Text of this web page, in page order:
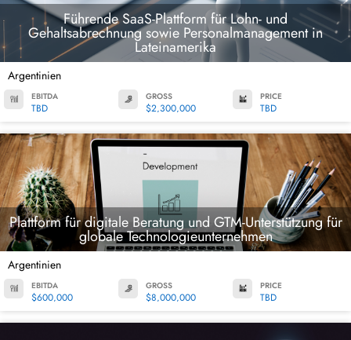
Führende SaaS-Plattform für Lohn- und
Gehaltsabrechnung sowie Personalmanagement in
Lateinamerika
Argentinien
EBITDA
TBD
GROSS
$2,300,000
PRICE
TBD
Plattform für digitale Beratung und GTM-Unterstützung für
globale Technologieunternehmen
Argentinien
EBITDA
$600,000
GROSS
$8,000,000
PRICE
TBD